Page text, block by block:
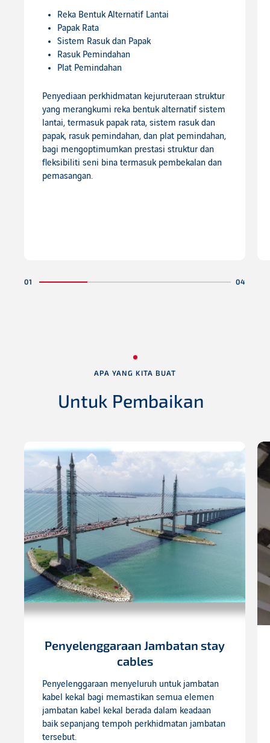
Reka Bentuk Alternatif Lantai
Papak Rata
Sistem Rasuk dan Papak
Rasuk Pemindahan
Plat Pemindahan
Penyediaan perkhidmatan kejuruteraan struktur
yang merangkumi reka bentuk alternatif sistem
lantai, termasuk papak rata, sistem rasuk dan
papak, rasuk pemindahan, dan plat pemindahan,
bagi mengoptimumkan prestasi struktur dan
fleksibiliti seni bina termasuk pembekalan dan
pemasangan.
APA YANG KITA BUAT
Untuk Pembaikan
Penyelenggaraan Jambatan stay
cables
Penyelenggaraan menyeluruh untuk jambatan
kabel kekal bagi memastikan semua elemen
jambatan kabel kekal berada dalam keadaan
baik sepanjang tempoh perkhidmatan jambatan
tersebut.